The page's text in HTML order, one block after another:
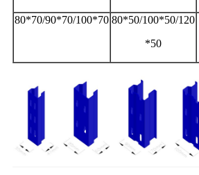
80*70/90*70/100*70 80*50/100*50/120
*50